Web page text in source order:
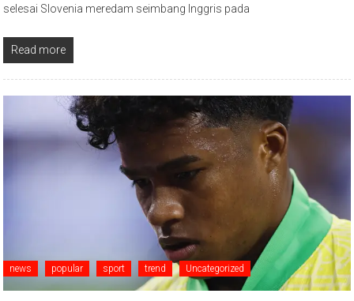
selesai Slovenia meredam seimbang Inggris pada
Read more
news popular sport trend Uncategorized